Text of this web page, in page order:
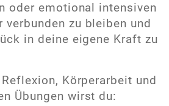
oder emotional intensiven
zu bleiben und
in deine eigene Kraft zu
Körperarbeit und
Übungen wirst du: